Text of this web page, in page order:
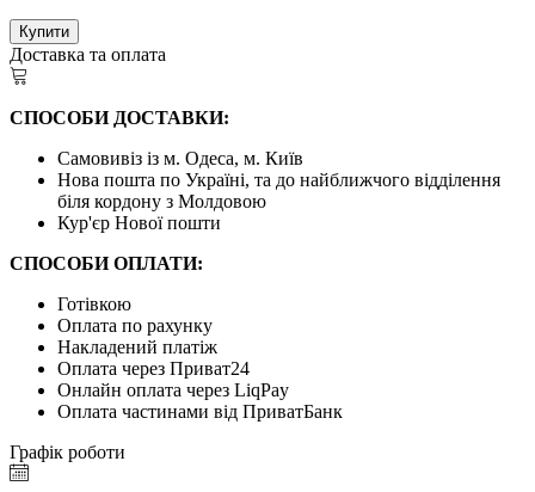
Купити
Доставка та оплата
СПОСОБИ ДОСТАВКИ:
Самовивіз із м. Одеса, м. Київ
Нова пошта по Україні, та до найближчого відділення
біля кордону з Молдовою
Кур'єр Нової пошти
СПОСОБИ ОПЛАТИ:
Готівкою
Оплата по рахунку
Накладений платіж
Оплата через Приват24
Онлайн оплата через LiqPay
Оплата частинами від ПриватБанк
Графік роботи